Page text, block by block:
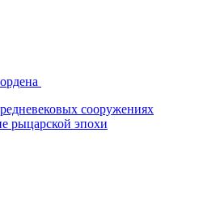
сооружениях
рыцарской эпохи